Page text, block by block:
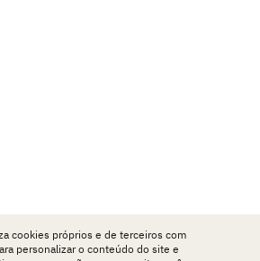
cookies próprios e de terceiros com
personalizar o conteúdo do site e